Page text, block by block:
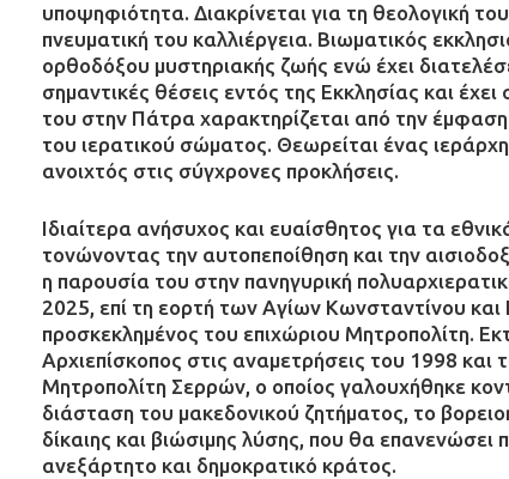
υποψηφιότητα. Διακρίνεται για τη θεολογική
πνευματική του καλλιέργεια. Βιωματικός
ορθοδόξου μυστηριακής ζωής ενώ έχει
σημαντικές θέσεις εντός της Εκκλησίας και
του στην Πάτρα χαρακτηρίζεται από την
του ιερατικού σώματος. Θεωρείται ένας
ανοιχτός στις σύγχρονες προκλήσεις.
Ιδιαίτερα ανήσυχος και ευαίσθητος για τα
τονώνοντας την αυτοπεποίθηση και την
η παρουσία του στην πανηγυρική
2025, επί τη εορτή των Αγίων Κωνσταντίνου
προσκεκλημένος του επιχώριου Μητροπολίτη.
Αρχιεπίσκοπος στις αναμετρήσεις του 1998
Μητροπολίτη Σερρών, ο οποίος γαλουχήθηκε
διάσταση του μακεδονικού ζητήματος, το
δίκαιης και βιώσιμης λύσης, που θα
ανεξάρτητο και δημοκρατικό κράτος.